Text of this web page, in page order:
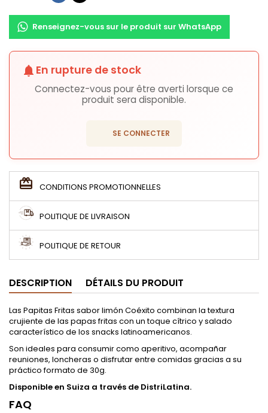
Renseignez-vous sur le produit sur WhatsApp
notifications En rupture de stock
Connectez-vous pour être averti lorsque ce
produit sera disponible.
login
SE CONNECTER
CONDITIONS PROMOTIONNELLES
POLITIQUE DE LIVRAISON
POLITIQUE DE RETOUR
DESCRIPTION DÉTAILS DU PRODUIT
Las Papitas Fritas sabor limón Coéxito combinan la textura
crujiente de las papas fritas con un toque cítrico y salado
característico de los snacks latinoamericanos.
Son ideales para consumir como aperitivo, acompañar
reuniones, loncheras o disfrutar entre comidas gracias a su
práctico formato de 30g.
Disponible en Suiza a través de DistriLatina.
FAQ